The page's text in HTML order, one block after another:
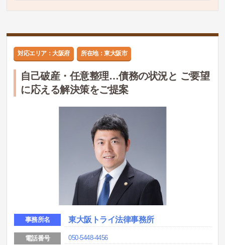
対応エリア：大阪府 所在地：東大阪市
自己破産・任意整理…債務の状況と ご要望
に応える解決策をご提案
事務所名 東大阪トライ法律事務所
電話番号 050-5448-4456